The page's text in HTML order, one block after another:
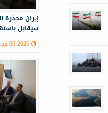
إيران محذرة
سيقابل
06 2026